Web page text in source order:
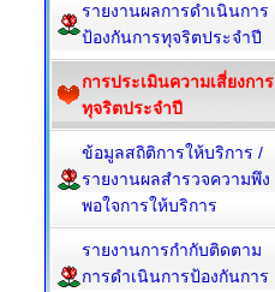
รายงานผลการดำเนินการ
ป้องกันการทุจริตประจำปี
การประเมินความเสี่ยงการ
ทุจริตประจำปี
ข้อมูลสถิติการให้บริการ /
รายงานผลสำรวจความพึง
พอใจการให้บริการ
รายงานการกำกับติดตาม
การดำเนินการป้องกันการ